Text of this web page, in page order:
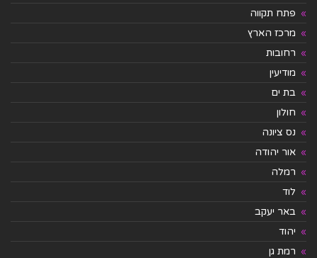
פתח תקווה
מרכז הארץ
רחובות
מודיעין
בת ים
חולון
נס ציונה
אור יהודה
רמלה
לוד
באר יעקב
יהוד
רמת גן